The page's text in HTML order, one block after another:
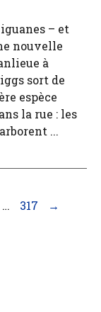
– et
nouvelle
à
sort de
espèce
la rue : les
...
… Page
317
→